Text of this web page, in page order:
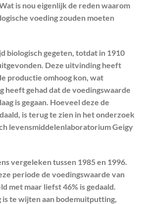
is nou eigenlijk de reden waarom
voeding zouden moeten
biologisch gegeten, totdat in 1910
Deze uitvinding heeft
productie omhoog kon, wat
heeft gehad dat de voedingswaarde
is gegaan. Hoeveel deze de
is terug te zien in het onderzoek
levensmiddelenlaboratorium Geigy
vergeleken tussen 1985 en 1996.
periode de voedingswaarde van
met maar liefst 46% is gedaald.
te wijten aan bodemuitputting,